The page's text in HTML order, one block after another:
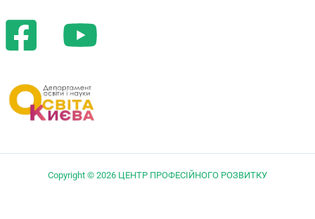
Copyright © 2026 ЦЕНТР ПРОФЕСІЙНОГО РОЗВИТКУ